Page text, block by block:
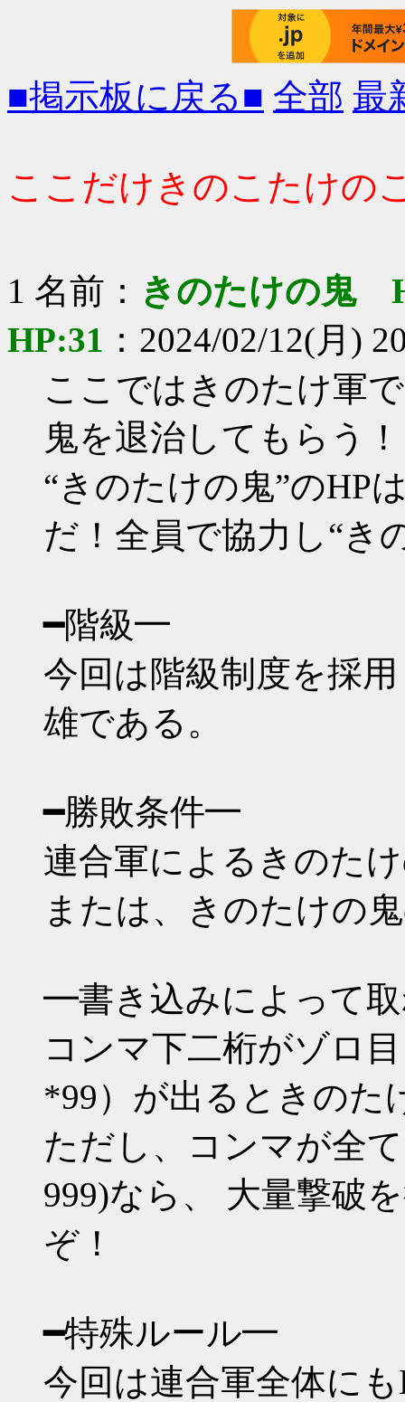
■掲示板に戻る■ 全部 最
ここだけきのこたけの
1 名前： きのたけの
HP:31 ：2024/02/12(月)
ここではきのたけ軍
鬼を退治してもらう！
“きのたけの鬼”のHP
だ！全員で協力し“き
━階級━
今回は階級制度を採
雄である。
━勝敗条件━
連合軍によるきのた
または、きのたけの
━書き込みによって
コンマ下二桁がゾロ
*99）が出るときのた
ただし、コンマが全
999)なら、 大量撃破
ぞ！
━特殊ルール━
今回は連合軍全体に